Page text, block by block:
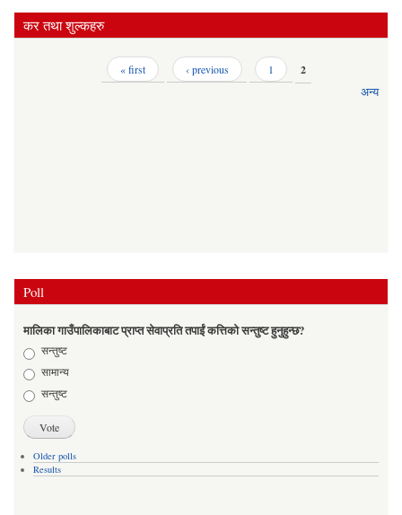
कर तथा शुल्कहरु
« first ‹ previous 1
2
अन्य
Poll
मालिका गाउँपालिकाबाट प्राप्त सेवाप्रति तपाईं कत्तिको सन्तुष्ट हुनुहुन्छ?
Choices
सन्तुष्ट
सामान्य
सन्तुष्ट
Older polls
Results